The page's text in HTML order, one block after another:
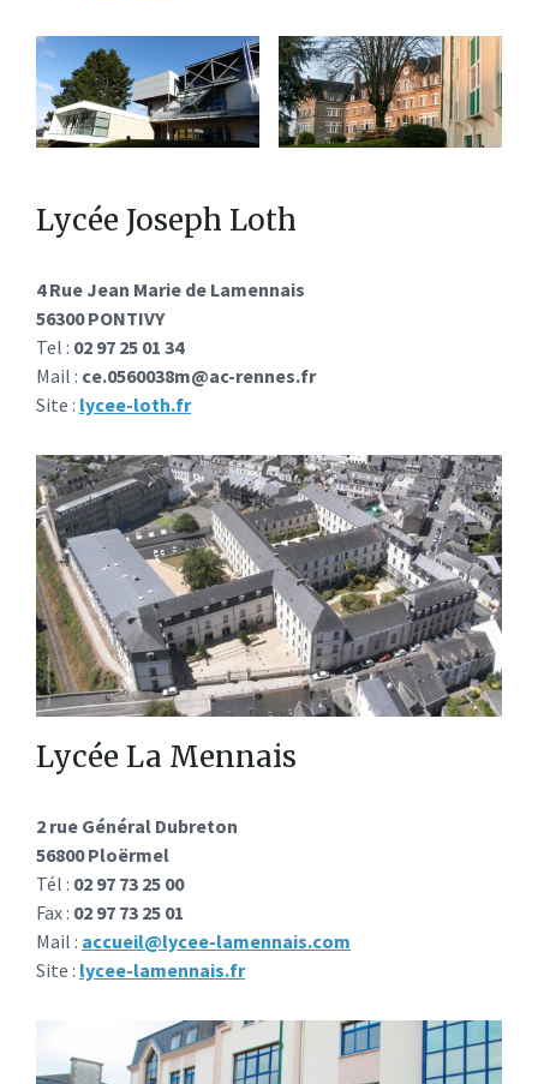
Lycée Joseph Loth
4 Rue Jean Marie de Lamennais
56300 PONTIVY
Tel : 02 97 25 01 34
Mail : ce.0560038m@ac-rennes.fr
Site : lycee-loth.fr
Lycée La Mennais
2 rue Général Dubreton
56800 Ploërmel
Tél : 02 97 73 25 00
Fax : 02 97 73 25 01
Mail : accueil@lycee-lamennais.com
Site : lycee-lamennais.fr